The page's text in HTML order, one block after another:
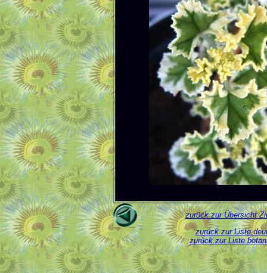
zurück zur Übersicht
zurück zur Liste
zurück zur Liste